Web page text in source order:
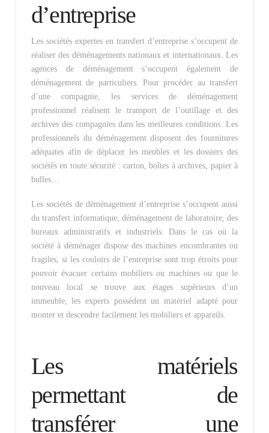
d’entreprise
Les sociétés expertes en transfert d’entreprise s’occupent de
réaliser des déménagements nationaux et internationaux. Les
agences de déménagement s’occupent également de
déménagement de particuliers. Pour procéder au transfert
d’une compagnie, les services de déménagement
professionnel réalisent le transport de l’outillage et des
archives des compagnies dans les meilleures conditions. Les
professionnels du déménagement disposent des fournitures
adéquates afin de déplacer les meubles et les dossiers des
sociétés en toute sécurité : carton, boîtes à archives, papier à
bulles…
Les sociétés de déménagement d’entreprise s’occupent aussi
du transfert informatique, déménagement de laboratoire, des
bureaux administratifs et industriels. Dans le cas où la
société à déménager dispose des machines encombrantes ou
fragiles, si les couloirs de l’entreprise sont trop étroits pour
pouvoir évacuer certains mobiliers ou machines ou que le
nouveau local se trouve aux étages supérieurs d’un
immeuble, les experts possèdent un matériel adapté pour
monter et descendre facilement les mobiliers et appareils.
Les matériels
permettant de
transférer une